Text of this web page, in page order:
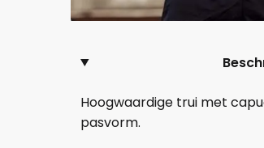
Hoogwaardige trui met
pasvorm.